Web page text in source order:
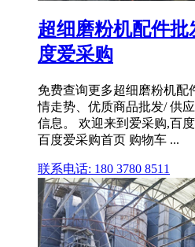
超细磨粉机配件
度爱采购
免费查询更多超细磨粉机配
情走势、优质商品批发/ 供
信息。 欢迎来到爱采购,百
百度爱采购首页 购物车 ...
联系电话: 180 3780 8511